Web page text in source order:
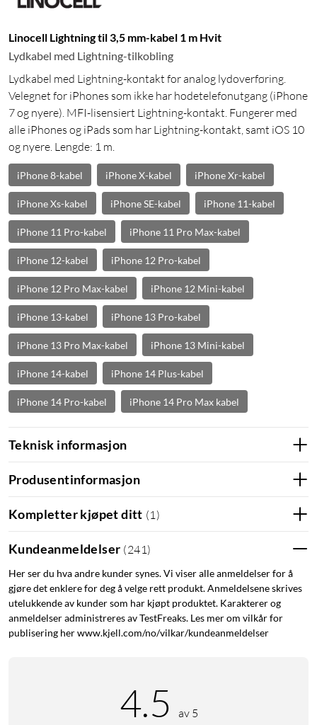
Linocell Lightning til 3,5 mm-kabel 1 m Hvit
Lydkabel med Lightning-tilkobling
Lydkabel med Lightning-kontakt for analog lydoverføring.
Velegnet for iPhones som ikke har hodetelefonutgang (iPhone
7 og nyere). MFI-lisensiert Lightning-kontakt. Fungerer med
alle iPhones og iPads som har Lightning-kontakt, samt iOS 10
og nyere. Lengde: 1 m.
iPhone 8-kabel iPhone X-kabel iPhone Xr-kabel
iPhone Xs-kabel iPhone SE-kabel iPhone 11-kabel
iPhone 11 Pro-kabel iPhone 11 Pro Max-kabel
iPhone 12-kabel iPhone 12 Pro-kabel
iPhone 12 Pro Max-kabel iPhone 12 Mini-kabel
iPhone 13-kabel iPhone 13 Pro-kabel
iPhone 13 Pro Max-kabel iPhone 13 Mini-kabel
iPhone 14-kabel iPhone 14 Plus-kabel
iPhone 14 Pro-kabel iPhone 14 Pro Max kabel
Teknisk informasjon
Produsentinformasjon
Kompletter kjøpet ditt (1 )
Kundeanmeldelser (241 )
Her ser du hva andre kunder synes. Vi viser alle anmeldelser for å
gjøre det enklere for deg å velge rett produkt. Anmeldelsene skrives
utelukkende av kunder som har kjøpt produktet. Karakterer og
anmeldelser administreres av TestFreaks. Les mer om vilkår for
publisering her www.kjell.com/no/vilkar/kundeanmeldelser
4.5 av 5